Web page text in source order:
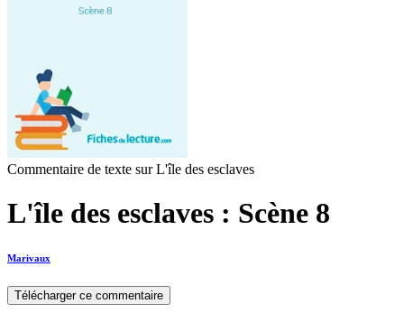
Commentaire de texte sur L'île des esclaves
L'île des esclaves : Scène 8
Marivaux
Télécharger ce commentaire